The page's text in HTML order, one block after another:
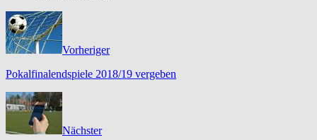
Vorheriger
Pokalfinalendspiele 2018/19 vergeben
Nächster